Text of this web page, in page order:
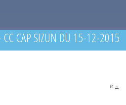
CAP SIZUN DU 15-12-2015
PDF